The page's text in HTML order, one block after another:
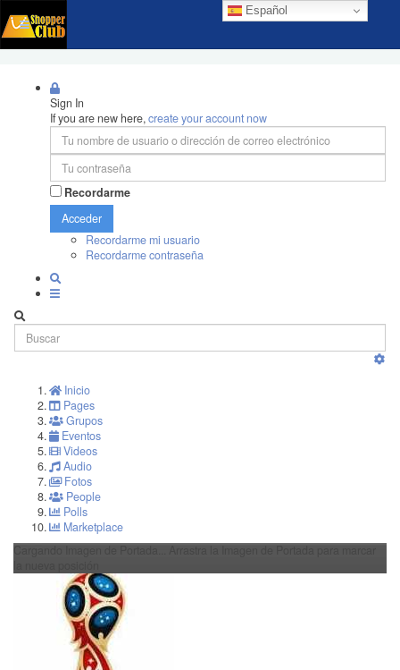
Español
Sign In
If you are new here,create your account now
Recordarme
Acceder
Recordarme mi usuario
Recordarme contraseña
Inicio
Pages
Grupos
Eventos
Videos
Audio
Fotos
People
Polls
Marketplace
Cargando Imagen de Portada...
Arrastra la Imagen de Portada para marcar